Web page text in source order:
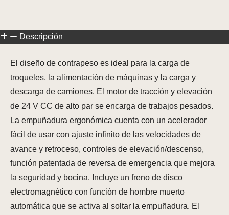
Descripción
El diseño de contrapeso es ideal para la carga de
troqueles, la alimentación de máquinas y la carga y
descarga de camiones. El motor de tracción y elevación
de 24 V CC de alto par se encarga de trabajos pesados.
La empuñadura ergonómica cuenta con un acelerador
fácil de usar con ajuste infinito de las velocidades de
avance y retroceso, controles de elevación/descenso,
función patentada de reversa de emergencia que mejora
la seguridad y bocina. Incluye un freno de disco
electromagnético con función de hombre muerto
automática que se activa al soltar la empuñadura. El